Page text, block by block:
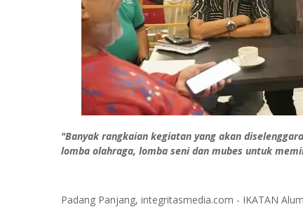
"Banyak rangkaian kegiatan yang akan
lomba olahraga, lomba seni dan mubes untuk
Padang Panjang, integritasmedia.com - IKATAN